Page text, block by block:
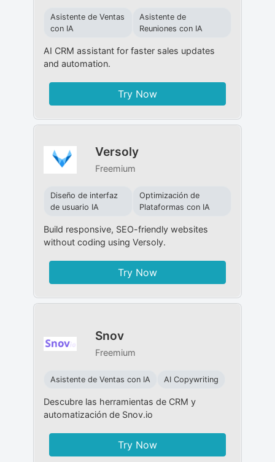
Asistente de Ventas
con IA
Asistente de
Reuniones con IA
AI CRM assistant for faster sales updates
and automation.
Try Now
Versoly
Freemium
Diseño de interfaz
de usuario IA
Optimización de
Plataformas con IA
Build responsive, SEO-friendly websites
without coding using Versoly.
Try Now
Snov
Freemium
Asistente de Ventas con IA AI Copywriting
Descubre las herramientas de CRM y
automatización de Snov.io
Try Now